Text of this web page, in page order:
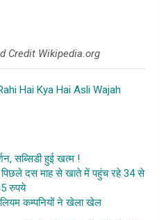
Credit Wikipedia.org
Hai Kya Hai Asli Wajah
सब्सिडी हुई खत्म !
पिछले दस माह से खाते में पहुंच रहे 34 से
रुपये
कम्पनियों ने खेला खेल